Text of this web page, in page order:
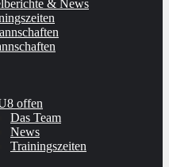
& News
offen
Das Team
News
Trainingszeiten